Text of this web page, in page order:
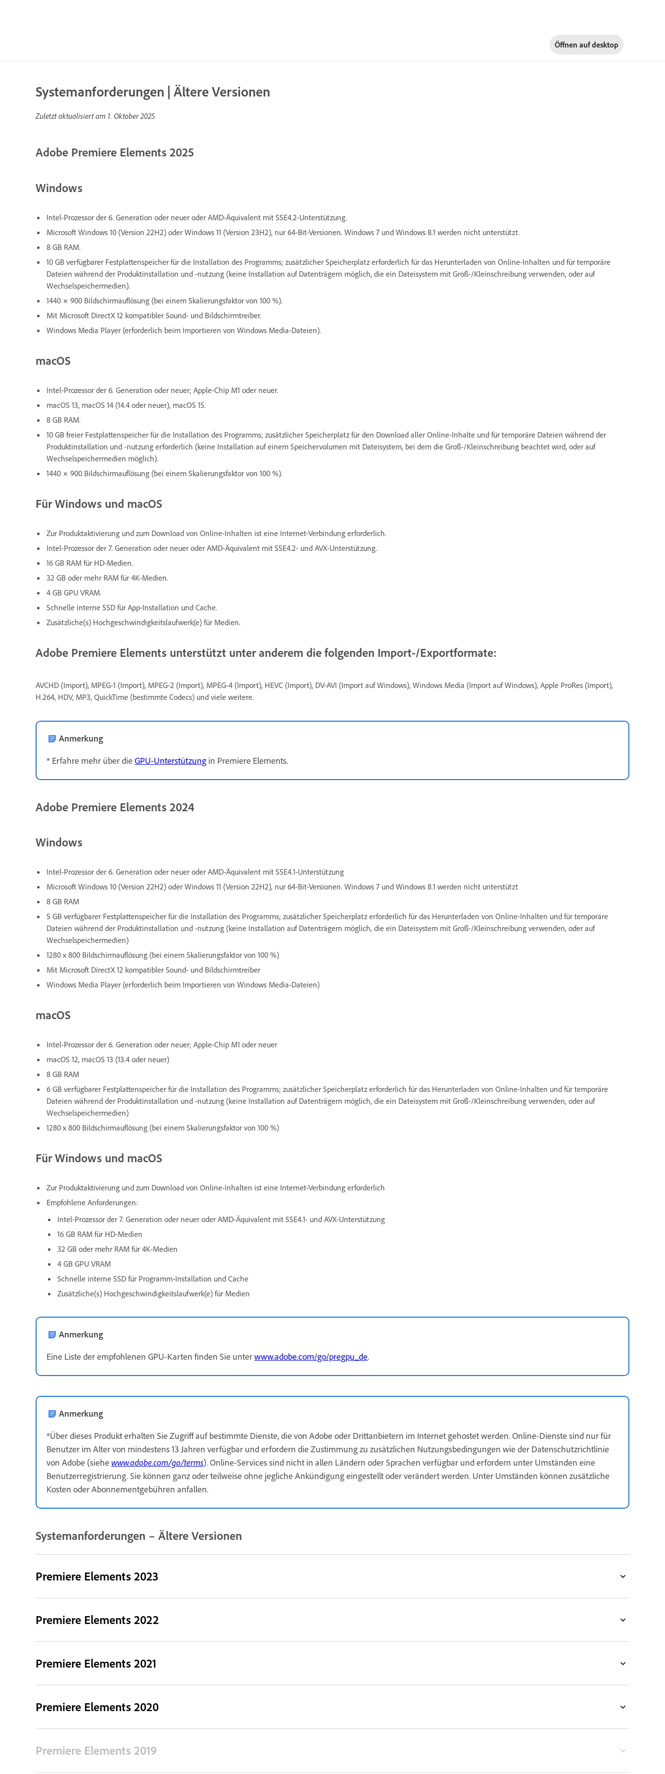
Öffnen aufdesktop
Systemanforderungen | Ältere Versionen
Zuletzt aktualisiert am 1. Oktober 2025
Adobe Premiere Elements 2025
Windows
Intel-Prozessor der 6. Generation oder neuer oder AMD-Äquivalent mit SSE4.2-Unterstützung.
Microsoft Windows 10 (Version 22H2) oder Windows 11 (Version 23H2), nur 64-Bit-Versionen. Windows 7 und Windows 8.1 werden nicht unterstützt.
8 GB RAM.
10 GB verfügbarer Festplattenspeicher für die Installation des Programms; zusätzlicher Speicherplatz erforderlich für das Herunterladen von Online-Inhalten und für temporäre
Dateien während der Produktinstallation und -nutzung (keine Installation auf Datenträgern möglich, die ein Dateisystem mit Groß-/Kleinschreibung verwenden, oder auf
Wechselspeichermedien).
1440 × 900 Bildschirmauflösung (bei einem Skalierungsfaktor von 100 %).
Mit Microsoft DirectX 12 kompatibler Sound- und Bildschirmtreiber.
Windows Media Player (erforderlich beim Importieren von Windows Media-Dateien).
macOS
Intel-Prozessor der 6. Generation oder neuer; Apple-Chip M1 oder neuer.
macOS 13, macOS 14 (14.4 oder neuer), macOS 15.
8 GB RAM.
10 GB freier Festplattenspeicher für die Installation des Programms; zusätzlicher Speicherplatz für den Download aller Online-Inhalte und für temporäre Dateien während der
Produktinstallation und -nutzung erforderlich (keine Installation auf einem Speichervolumen mit Dateisystem, bei dem die Groß-/Kleinschreibung beachtet wird, oder auf
Wechselspeichermedien möglich).
1440 × 900 Bildschirmauflösung (bei einem Skalierungsfaktor von 100 %).
Für Windows und macOS
Zur Produktaktivierung und zum Download von Online-Inhalten ist eine Internet-Verbindung erforderlich.
Intel-Prozessor der 7. Generation oder neuer oder AMD-Äquivalent mit SSE4.2- und AVX-Unterstützung.
16 GB RAM für HD-Medien.
32 GB oder mehr RAM für 4K-Medien.
4 GB GPU VRAM.
Schnelle interne SSD für App-Installation und Cache.
Zusätzliche(s) Hochgeschwindigkeitslaufwerk(e) für Medien.
Adobe Premiere Elements unterstützt unter anderem die folgenden Import-/Exportformate:
AVCHD (Import), MPEG-1 (Import), MPEG-2 (Import), MPEG-4 (Import), HEVC (Import), DV-AVI (Import auf Windows), Windows Media (Import auf Windows), Apple ProRes (Import),
H.264, HDV, MP3, QuickTime (bestimmte Codecs) und viele weitere.
Anmerkung
* Erfahre mehr über die GPU-Unterstützung in Premiere Elements.
Adobe Premiere Elements 2024
Windows
Intel-Prozessor der 6. Generation oder neuer oder AMD-Äquivalent mit SSE4.1-Unterstützung
Microsoft Windows 10 (Version 22H2) oder Windows 11 (Version 22H2), nur 64-Bit-Versionen. Windows 7 und Windows 8.1 werden nicht unterstützt
8 GB RAM
5 GB verfügbarer Festplattenspeicher für die Installation des Programms; zusätzlicher Speicherplatz erforderlich für das Herunterladen von Online-Inhalten und für temporäre
Dateien während der Produktinstallation und -nutzung (keine Installation auf Datenträgern möglich, die ein Dateisystem mit Groß-/Kleinschreibung verwenden, oder auf
Wechselspeichermedien)
1280 x 800 Bildschirmauflösung (bei einem Skalierungsfaktor von 100 %)
Mit Microsoft DirectX 12 kompatibler Sound- und Bildschirmtreiber
Windows Media Player (erforderlich beim Importieren von Windows Media-Dateien)
macOS
Intel-Prozessor der 6. Generation oder neuer; Apple-Chip M1 oder neuer
macOS 12, macOS 13 (13.4 oder neuer)
8 GB RAM
6 GB verfügbarer Festplattenspeicher für die Installation des Programms; zusätzlicher Speicherplatz erforderlich für das Herunterladen von Online-Inhalten und für temporäre
Dateien während der Produktinstallation und -nutzung (keine Installation auf Datenträgern möglich, die ein Dateisystem mit Groß-/Kleinschreibung verwenden, oder auf
Wechselspeichermedien)
1280 x 800 Bildschirmauflösung (bei einem Skalierungsfaktor von 100 %)
Für Windows und macOS
Zur Produktaktivierung und zum Download von Online-Inhalten ist eine Internet-Verbindung erforderlich
Empfohlene Anforderungen:
Intel-Prozessor der 7. Generation oder neuer oder AMD-Äquivalent mit SSE4.1- und AVX-Unterstützung
16 GB RAM für HD-Medien
32 GB oder mehr RAM für 4K-Medien
4 GB GPU VRAM
Schnelle interne SSD für Programm-Installation und Cache
Zusätzliche(s) Hochgeschwindigkeitslaufwerk(e) für Medien
Anmerkung
Eine Liste der empfohlenen GPU-Karten finden Sie unterwww.adobe.com/go/pregpu_de.
Anmerkung
*Über dieses Produkt erhalten Sie Zugriff auf bestimmte Dienste, die von Adobe oder Drittanbietern im Internet gehostet werden. Online-Dienste sind nur für
Benutzer im Alter von mindestens 13 Jahren verfügbar und erfordern die Zustimmung zu zusätzlichen Nutzungsbedingungen wie der Datenschutzrichtlinie
von Adobe (siehe www.adobe.com/go/terms). Online-Services sind nicht in allen Ländern oder Sprachen verfügbar und erfordern unter Umständen eine
Benutzerregistrierung. Sie können ganz oder teilweise ohne jegliche Ankündigung eingestellt oder verändert werden. Unter Umständen können zusätzliche
Kosten oder Abonnementgebühren anfallen.
Systemanforderungen – Ältere Versionen
Premiere Elements 2023
Premiere Elements 2022
Premiere Elements 2021
Premiere Elements 2020
Premiere Elements 2019